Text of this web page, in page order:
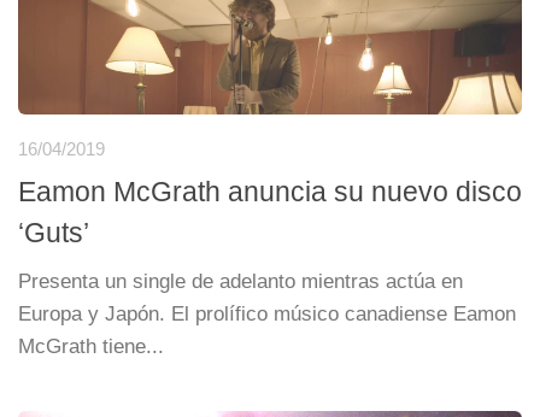
16/04/2019
Eamon McGrath anuncia su nuevo disco
‘Guts’
Presenta un single de adelanto mientras actúa en
Europa y Japón. El prolífico músico canadiense Eamon
McGrath tiene...